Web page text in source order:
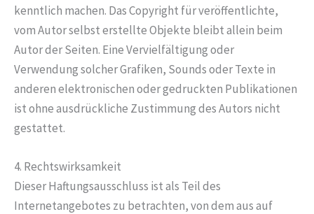
kenntlich machen. Das Copyright für veröffentlichte,
vom Autor selbst erstellte Objekte bleibt allein beim
Autor der Seiten. Eine Vervielfältigung oder
Verwendung solcher Grafiken, Sounds oder Texte in
anderen elektronischen oder gedruckten Publikationen
ist ohne ausdrückliche Zustimmung des Autors nicht
gestattet.
4. Rechtswirksamkeit
Dieser Haftungsausschluss ist als Teil des
Internetangebotes zu betrachten, von dem aus auf